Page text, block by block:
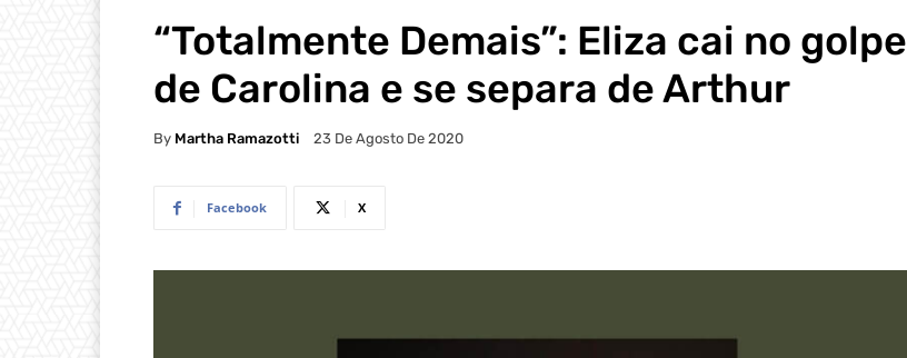
“Totalmente Demais”: Eliza cai no golpe
de Carolina e se separa de Arthur
By Martha Ramazotti 23 De Agosto De 2020
Facebook X